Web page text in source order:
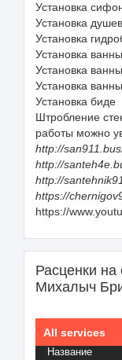
Установка
Установка
Установка
Установка
Установка
Установка
Установка биде
Штробление
работы можно
http://
http://
http://
https://
https://
Расценки на
Михалыч
All services
Название